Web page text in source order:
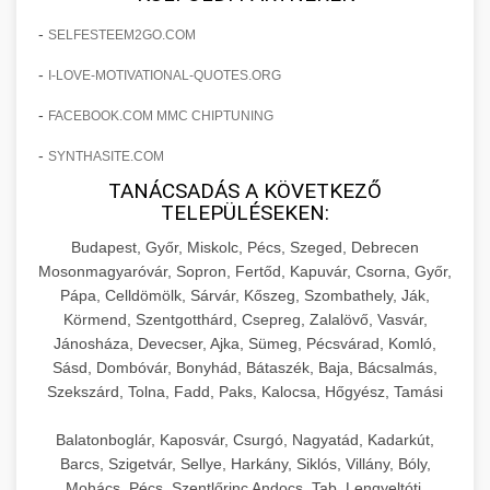
elkötelezettség erősítési módszerek
🍞 20. Ipari Dagasztógép
tésztakeverő gépek pékségek és kereskedelmi
konyhák számára. Masszív konstrukció
chef-iparikonyhagepek.hu
állítható vastagság beállítással.
chef-iparikonyhagepek.hu
professzionális élelmiszer szeletelő
📦 22. Vákuumozó Gép
élelmiszerek tartósításához. Hosszabbítsa a
szavatossági időt és tartsa meg a termék
frissességét.
chef-iparikonyhagepek.hu
🎁 23. Vákuumfóliázó Gép +
Ipari vákuumfóliázó gépek professzionális
élelmiszer-csomagolási műveletekhez.
Hatékony lezárási és tartósítási megoldások.
chef-iparikonyhagepek.hu
kereskedelmi csomagoló gép
🔥 24. Ipari Sütő és Gőzpároló +
professzionális konyhák számára. Nagy
kapacitású sütő- és főzőberendezés precíz
❄️ 25. Ipari Hűtőszekrény +
- SELFESTEEM2GO.COM
- I-LOVE-MOTIVATIONAL-QUOTES.ORG
- FACEBOOK.COM MMC CHIPTUNING
- SYNTHASITE.COM
TANÁCSADÁS A KÖVETKEZŐ
TELEPÜLÉSEKEN:
Budapest, Győr, Miskolc, Pécs, Szeged, Debrecen
Mosonmagyaróvár, Sopron, Fertőd, Kapuvár, Csorna, Győr,
Pápa, Celldömölk, Sárvár, Kőszeg, Szombathely, Ják,
Körmend, Szentgotthárd, Csepreg, Zalalövő, Vasvár,
Jánosháza, Devecser, Ajka, Sümeg, Pécsvárad, Komló,
Sásd, Dombóvár, Bonyhád, Bátaszék, Baja, Bácsalmás,
Szekszárd, Tolna, Fadd, Paks, Kalocsa, Hőgyész, Tamási
Balatonboglár, Kaposvár, Csurgó, Nagyatád, Kadarkút,
Barcs, Szigetvár, Sellye, Harkány, Siklós, Villány, Bóly,